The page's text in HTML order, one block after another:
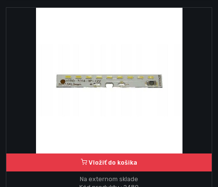
Vložiť do košika
Na externom sklade